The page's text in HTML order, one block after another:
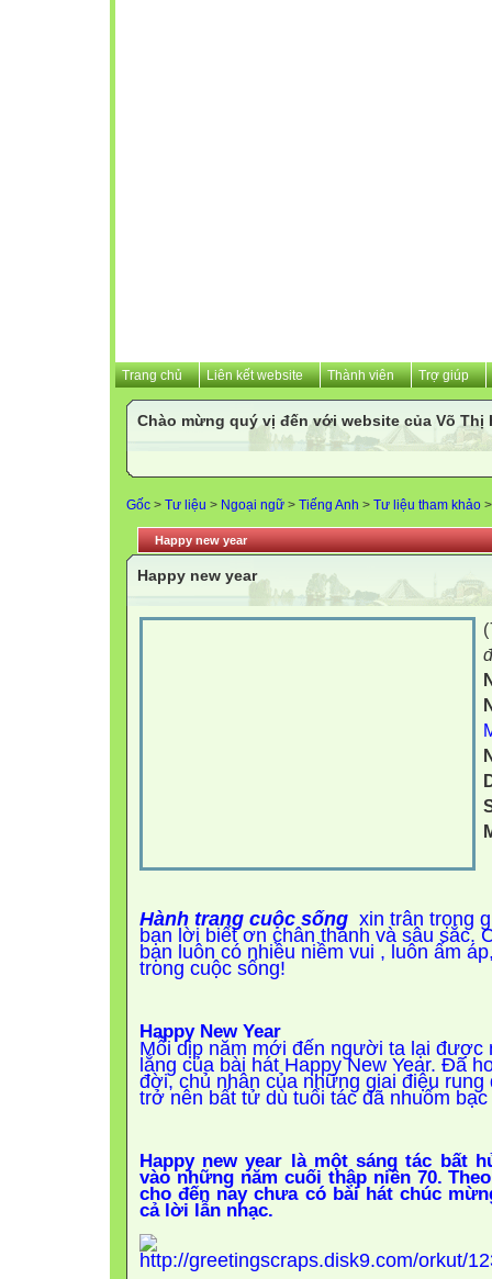
Trang chủ Liên kết website Thành viên Trợ giúp
Chào mừng quý vị đến với website của Võ Thị
Gốc > Tư liệu > Ngoại ngữ > Tiếng Anh > Tư liệu tham khảo >
Happy new year
Happy new year
(
Hành trang cuộc sống xin trân trọng
bạn lời biết ơn chân thành và sâu sắc.
bạn luôn có nhiều niềm vui , luôn ấm
trong cuộc sống!
Happy New Year
Mỗi dịp năm mới đến người ta lại được
lắng của bài hát Happy New Year. Đã
đời, chủ nhân của những giai điệu
trở nên bất tử dù tuổi tác đã nhuốm
Happy new year là một sáng tác bất
vào những năm cuối thập niên 70.
cho đến nay chưa có bài hát chúc
cả lời lẫn nhạc.